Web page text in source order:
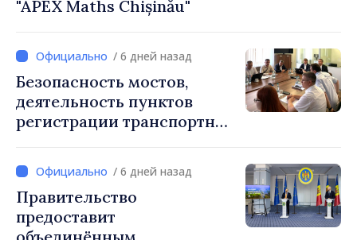
"APEX Maths Chișinău"
/ 6 дней назад
Безопасность мостов,
деятельность пунктов
регистрации транспортных
автошкол обсуждены на
заседании профильных
экспертов с обоих берегов
Днестра
/ 6 дней назад
Правительство
предоставит